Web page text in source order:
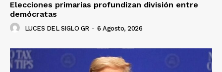
Elecciones primarias profundizan división entre
demócratas
LUCES DEL SIGLO GR - 6 Agosto, 2026